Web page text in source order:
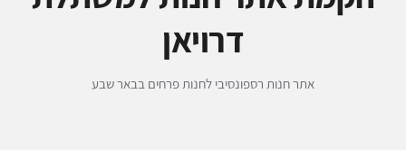
דרויאן
אתר חנות רספונסיבי לחנות פרחים בבאר שבע